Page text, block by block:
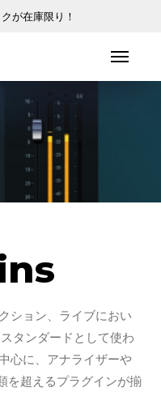
が在庫限り！
ション、ライブにおい
タンダードとして使わ
心に、アナライザーや
を超えるプラグインが揃